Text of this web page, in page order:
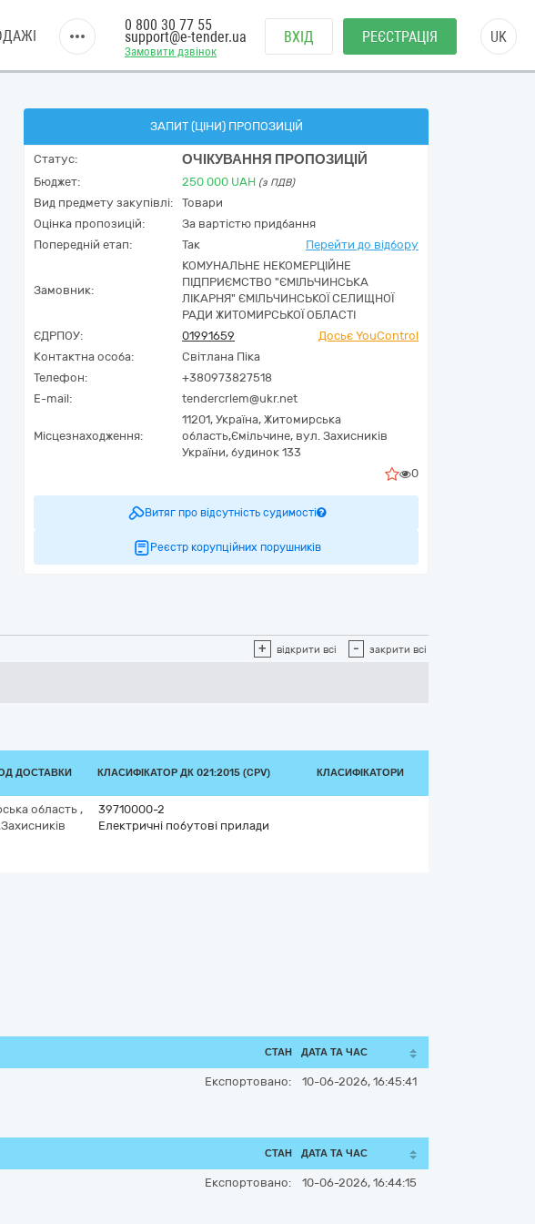
Замовити дзвінок
0 800 30 77 55
support@e-tender.ua ВХІД РЕЄСТРАЦІЯ UK
ЗАПИТ (ЦІНИ) ПРОПОЗИЦІЙ
Статус: ОЧІКУВАННЯ ПРОПОЗИЦІЙ
Бюджет: 250 000 UAH (з ПДВ)
Вид предмету закупівлі:
Товари
Оцінка пропозицій:
За вартістю придбання
Попередній етап:
Так Перейти до відбору
Замовник:
КОМУНАЛЬНЕ НЕКОМЕРЦІЙНЕ
ПІДПРИЄМСТВО "ЄМІЛЬЧИНСЬКА
ЛІКАРНЯ" ЄМІЛЬЧИНСЬКОЇ СЕЛИЩНОЇ
РАДИ ЖИТОМИРСЬКОЇ ОБЛАСТІ
ЄДРПОУ:
01991659
Досьє YouControl
Контактна особа:
Світлана Піка
Телефон:
+380973827518
E-mail:
tendercrlem@ukr.net
Місцезнаходження:
11201, Україна, Житомирська
область,Ємільчине, вул. Захисників
України, будинок 133
0
Витяг про відсутність судимості
Реєстр корупційних порушників
+ відкрити всі - закрити всі
ДОСТАВКИ КЛАСИФІКАТОР ДК 021:2015 (CPV) КЛАСИФІКАТОРИ
область,
39710000-2
Електричні побутові прилади
СТАН ДАТА ТА ЧАС
Експортовано: 10-06-2026, 16:45:41
СТАН ДАТА ТА ЧАС
Експортовано: 10-06-2026, 16:44:15